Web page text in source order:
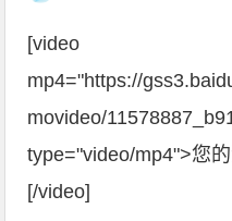
[video
mp4="https://
movideo/
type="video/mp4">您
[/video]